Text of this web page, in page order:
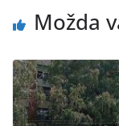
Možda